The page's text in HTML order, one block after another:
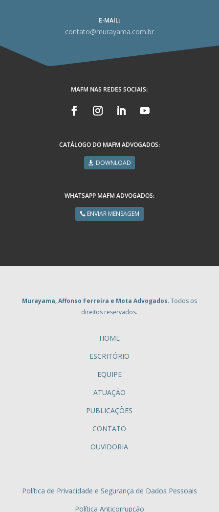
E-MAIL:
contato@murayama.com.br
MAFM NAS REDES SOCIAIS:
CATÁLOGO DO MAFM ADVOGADOS:
DOWNLOAD
WHATSAPP MAFM ADVOGADOS:
ENVIAR MENSAGEM
Murayama, Affonso Ferreira e Mota Advogados. Todos os
direitos reservados.
HOME
ESCRITÓRIO
EQUIPE
ATUAÇÃO
PUBLICAÇÕES
CONTATO
OUVIDORIA
Política de Privacidade e Segurança de Dados Pessoais
Política Anticorrupção